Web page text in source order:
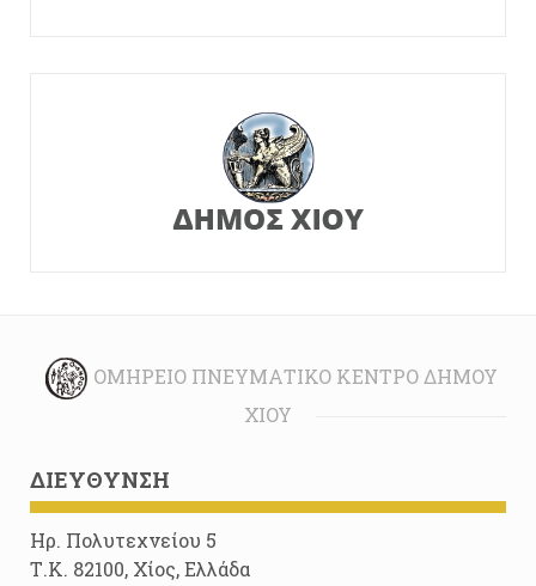
ΟΜΉΡΕΙΟ ΠΝΕΥΜΑΤΙΚΌ ΚΈΝΤΡΟ ΔΉΜΟΥ
ΧΊΟΥ
ΔΙΕΎΘΥΝΣΗ
Ηρ. Πολυτεχνείου 5
Τ.Κ. 82100, Χίος, Ελλάδα